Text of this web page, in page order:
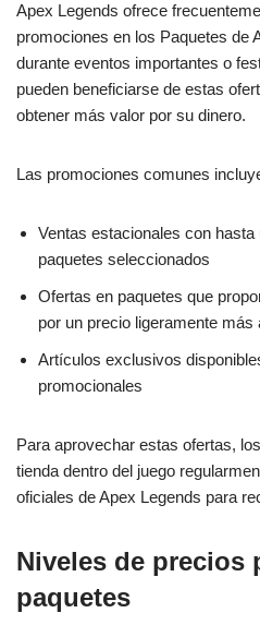
Apex Legends ofrece
promociones en los Paquetes de
durante eventos importantes o
pueden beneficiarse de estas
obtener más valor por su dinero.
Las promociones comunes
Ventas estacionales con
paquetes seleccionados
Ofertas en paquetes que
por un precio ligeramente más
Artículos exclusivos
promocionales
Para aprovechar estas ofertas,
tienda dentro del juego
oficiales de Apex Legends para
Niveles de precios
paquetes